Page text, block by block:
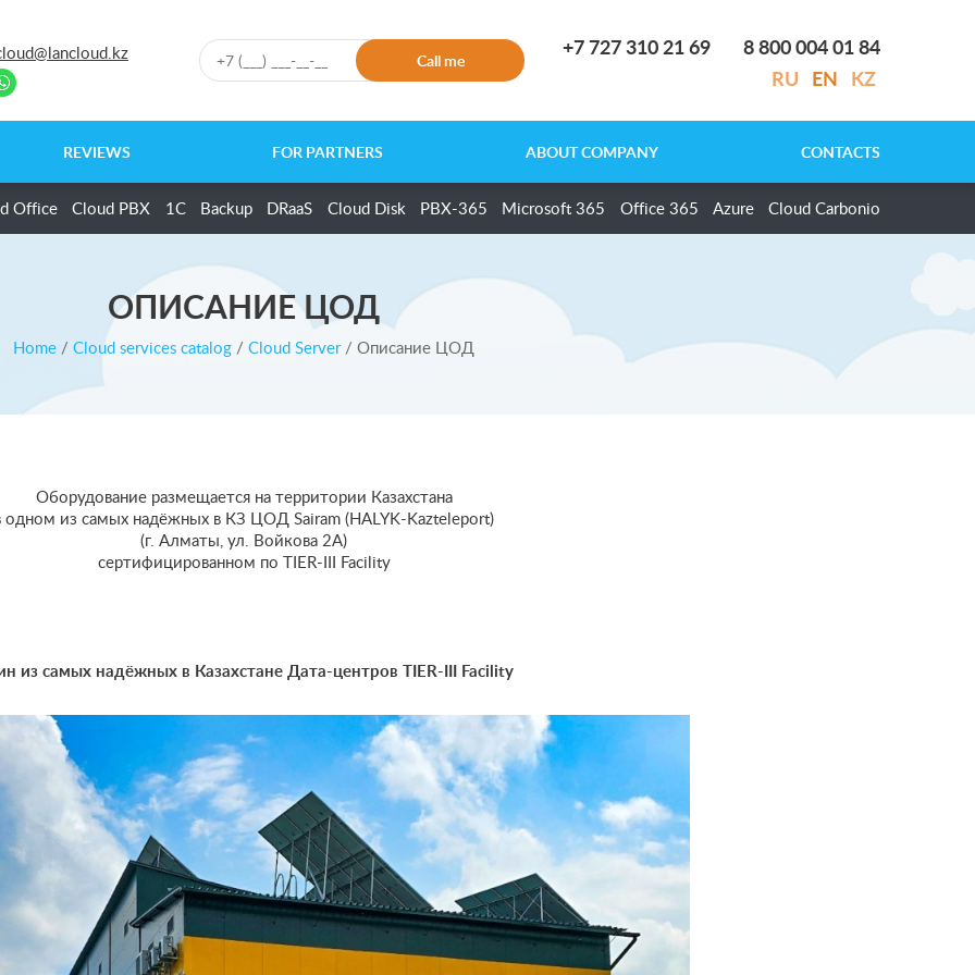
Call me
+7 727 310 21 69
8 800 004 01 84
RU EN KZ
REVIEWS FOR PARTNERS ABOUT COMPANY CONTACTS
Office Cloud PBX 1C Backup DRaaS Cloud Disk PBX-365 Microsoft 365 Office 365 Azure Cloud Carbonio
ОПИСАНИЕ ЦОД
Home / Cloud services catalog / Cloud Server/ Описание ЦОД
Оборудование размещается на территории Казахстана
одном из самых надёжных в КЗ ЦОД Sairam (HALYK-Kazteleport)
(г. Алматы, ул. Войкова 2А)
сертифицированном по TIER-III Facility
из самых надёжных в Казахстане Дата-центров TIER-III Facility